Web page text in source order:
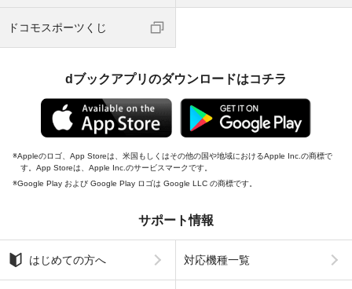
ドコモスポーツくじ
dブックアプリのダウンロードはコチラ
Appleのロゴ、App Storeは、米国もしくはその他の国や地域におけるApple Inc.の商標で
す。App Storeは、Apple Inc.のサービスマークです。
Google Play および Google Play ロゴは Google LLC の商標です。
サポート情報
はじめての方へ 対応機種一覧